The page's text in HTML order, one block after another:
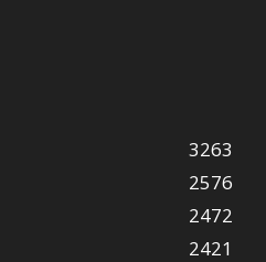
3263
2576
2472
2421